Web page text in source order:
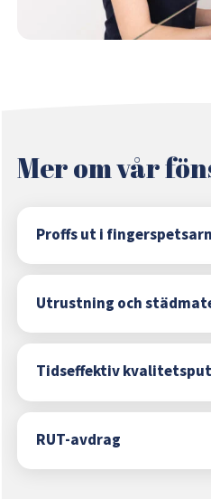
Mer om vår
Proffs ut i
Utrustning och
Tidseffektiv
RUT-avdrag